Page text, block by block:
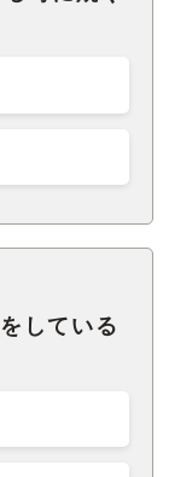
している